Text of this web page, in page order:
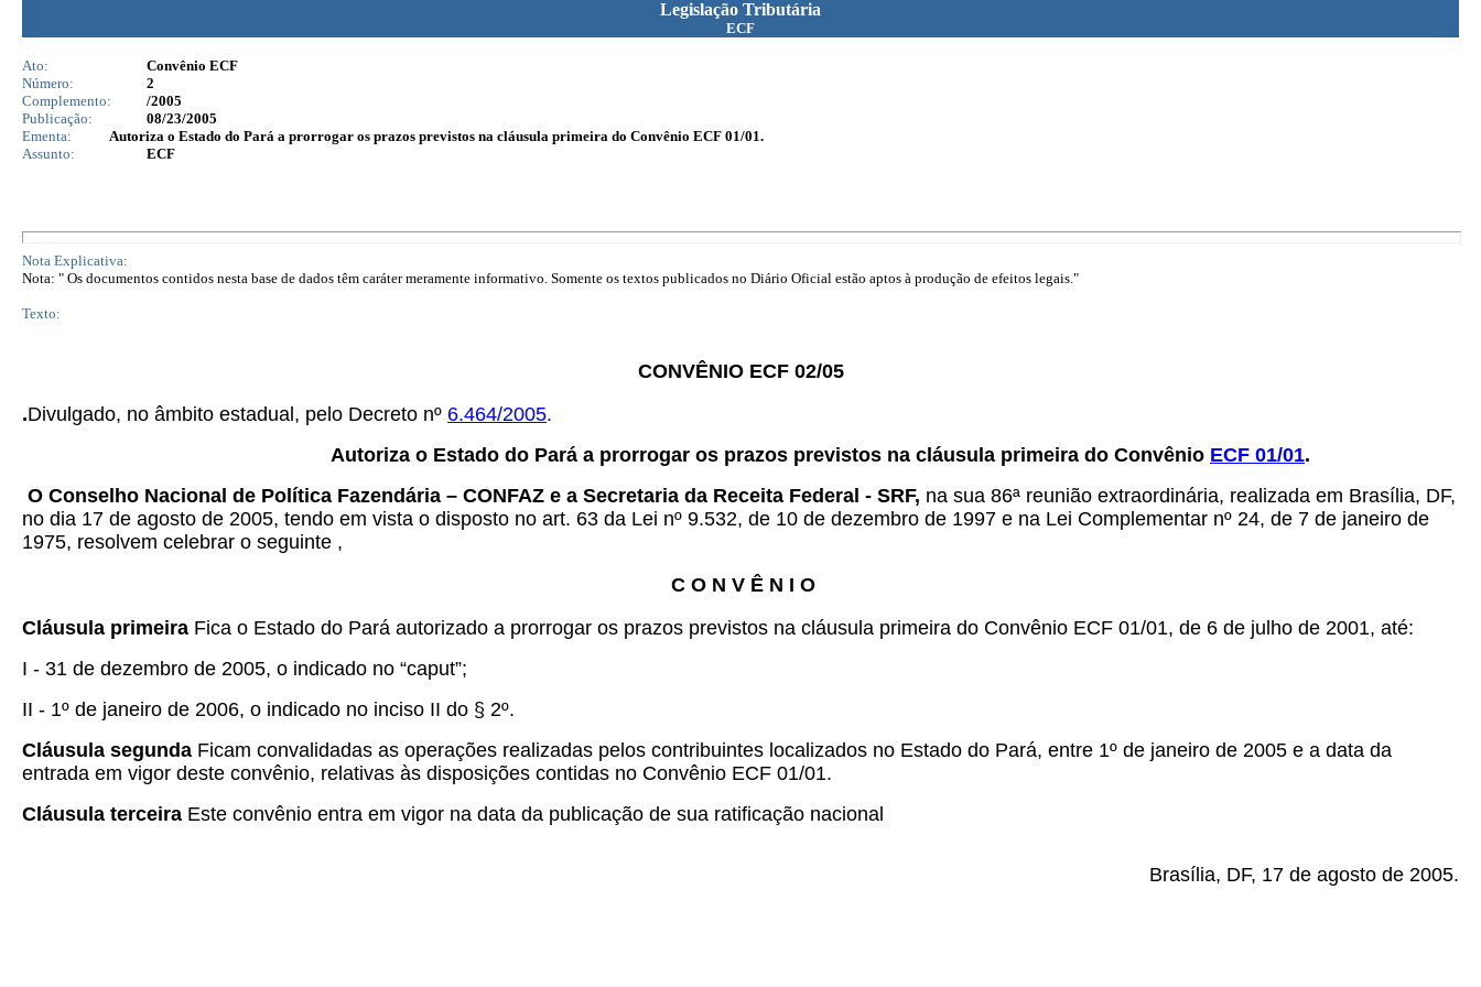
Legislação Tributária
ECF
Ato:
Convênio ECF
Número:
2
Complemento:
/2005
Publicação:
08/23/2005
Ementa:
Autoriza o Estado do Pará a prorrogar os prazos previstos na cláusula primeira do Convênio ECF 01/01.
Assunto:
ECF
Nota Explicativa:
Nota: " Os documentos contidos nesta base de dados têm caráter meramente informativo. Somente os textos publicados no Diário Oficial estão aptos à produção de efeitos legais."
Texto:
CONVÊNIO ECF 02/05
.Divulgado, no âmbito estadual, pelo Decreto nº 6.464/2005.
Autoriza o Estado do Pará a prorrogar os prazos previstos na cláusula primeira do Convênio ECF 01/01.
O Conselho Nacional de Política Fazendária – CONFAZ e a Secretaria da Receita Federal - SRF, na sua 86ª reunião extraordinária, realizada em Brasília, DF,
no dia 17 de agosto de 2005, tendo em vista o disposto no art. 63 da Lei nº 9.532, de 10 de dezembro de 1997 e na Lei Complementar nº 24, de 7 de janeiro de
1975, resolvem celebrar o seguinte ,
C O N V Ê N I O
Cláusula primeira Fica o Estado do Pará autorizado a prorrogar os prazos previstos na cláusula primeira do Convênio ECF 01/01, de 6 de julho de 2001, até:
I - 31 de dezembro de 2005, o indicado no “caput”;
II - 1º de janeiro de 2006, o indicado no inciso II do § 2º.
Cláusula segunda Ficam convalidadas as operações realizadas pelos contribuintes localizados no Estado do Pará, entre 1º de janeiro de 2005 e a data da
entrada em vigor deste convênio, relativas às disposições contidas no Convênio ECF 01/01.
Cláusula terceira Este convênio entra em vigor na data da publicação de sua ratificação nacional
Brasília, DF, 17 de agosto de 2005.